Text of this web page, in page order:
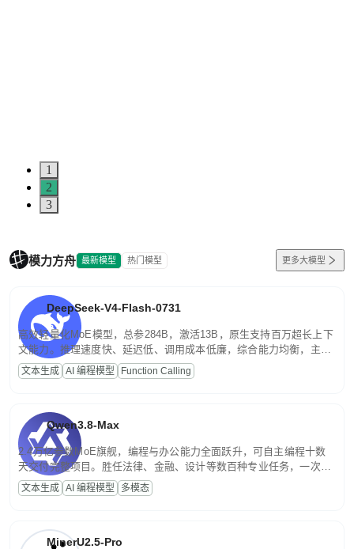
1
2
3
模力方舟 最新模型 热门模型 更多大模型
DeepSeek-V4-Flash-0731
高效轻量化MoE模型，总参284B，激活13B，原生支持百万超长上下
文能力。推理速度快、延迟低、调用成本低廉，综合能力均衡，主打
高并发、轻量化任务，适合日常对话、内容创作、基础 RAG、批量
文案处理等普惠刚需场景。
文本生成 AI 编程模型 Function Calling
Qwen3.8-Max
2.4万亿参数MoE旗舰，编程与办公能力全面跃升，可自主编程十数
天交付完整项目。胜任法律、金融、设计等数百种专业任务，一次对
话端到端交付生产级成果。原生视觉理解贯穿规划、执行与验证全流
程，支持超长文档与长视频的深度语义解析。长程任务中自主规划与
文本生成 AI 编程模型 多模态
MinerU2.5-Pro